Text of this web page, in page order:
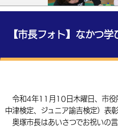
言語を
英語（English）
X (Twitter)
総合メニュー
福祉・介護
税金
入札・契約
農林水産業
子育て・教育
施設情報
観光・移住
【市長フォト】なかつ
令和4年11月10日木曜日、市役
中津検定、ジュニア諭吉検定）表
奥塚市長はあいさつでお祝いの